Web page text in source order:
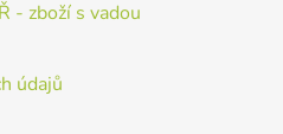
- zboží s vadou
údajů